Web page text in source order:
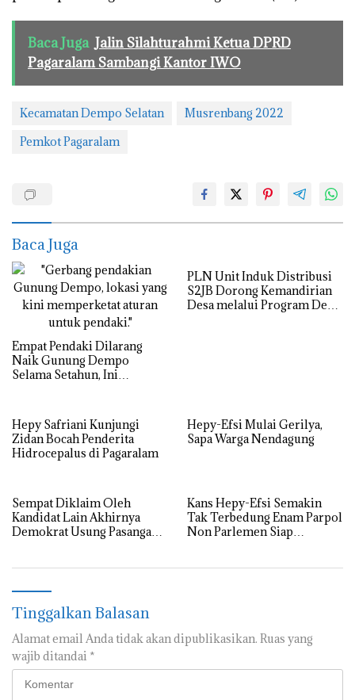
Baca Juga Jalin Silahturahmi Ketua DPRD
Pagaralam Sambangi Kantor IWO
Kecamatan Dempo Selatan
Musrenbang 2022
Pemkot Pagaralam
Baca Juga
Empat Pendaki Dilarang
Naik Gunung Dempo
Selama Setahun, Ini
PLN Unit Induk Distribusi
S2JB Dorong Kemandirian
Desa melalui Program Desa
Hepy Safriani Kunjungi
Zidan Bocah Penderita
Hidrocepalus di Pagaralam
Hepy-Efsi Mulai Gerilya,
Sapa Warga Nendagung
Sempat Diklaim Oleh
Kandidat Lain Akhirnya
Demokrat Usung Pasangan
Kans Hepy-Efsi Semakin
Tak Terbedung Enam Parpol
Non Parlemen Siap
Tinggalkan Balasan
Alamat email Anda tidak akan dipublikasikan. Ruas yang
wajib ditandai *